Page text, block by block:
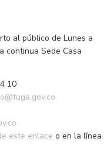
al público de Lunes a
continua Sede Casa
10
este enlace o en la línea